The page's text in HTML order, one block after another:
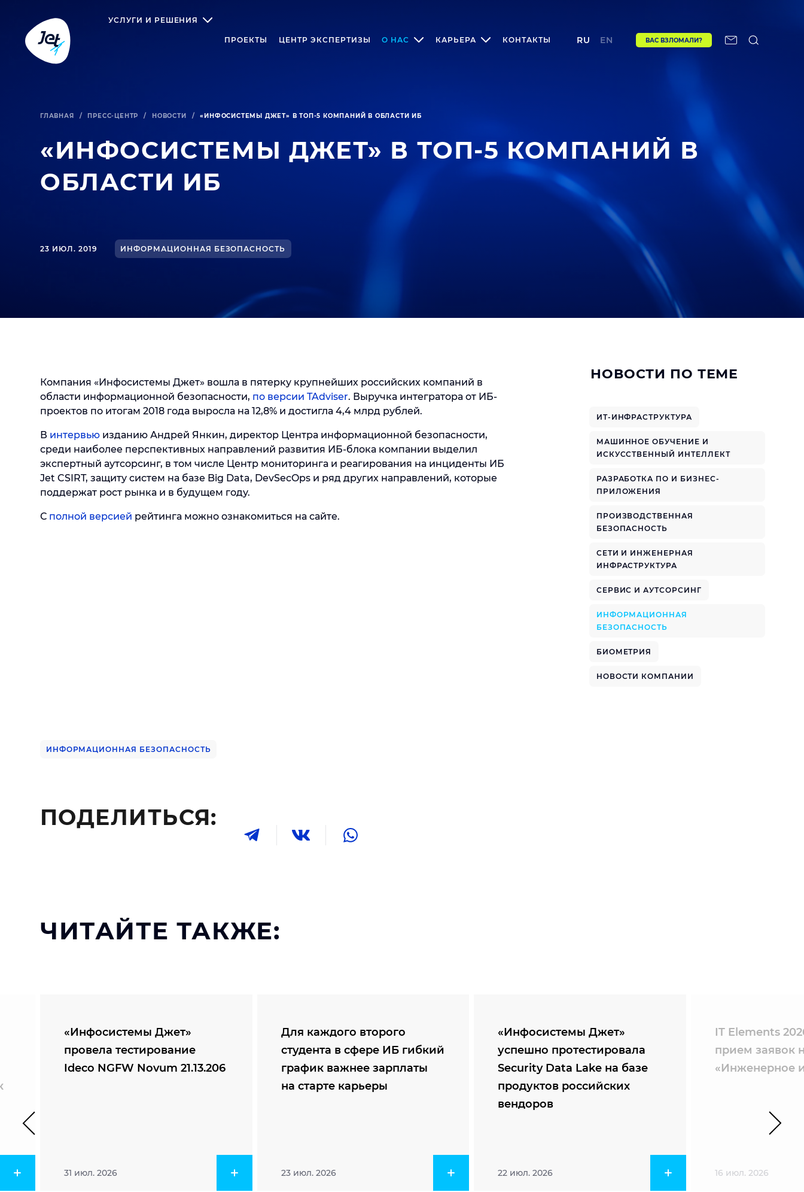
УСЛУГИ И РЕШЕНИЯ
ПРОЕКТЫ ЦЕНТР ЭКСПЕРТИЗЫ О НАС КАРЬЕРА КОНТАКТЫ RU EN ВАС ВЗЛОМАЛИ?
ГЛАВНАЯ / ПРЕСС-ЦЕНТР / НОВОСТИ / «ИНФОСИСТЕМЫ ДЖЕТ» В ТОП-5 КОМПАНИЙ В ОБЛАСТИ ИБ
«ИНФОСИСТЕМЫ ДЖЕТ» В ТОП-5 КОМПАНИЙ В
ОБЛАСТИ ИБ
23 ИЮЛ. 2019 ИНФОРМАЦИОННАЯ БЕЗОПАСНОСТЬ
Компания «Инфосистемы Джет» вошла в пятерку крупнейших российских компаний в
области информационной безопасности, по версии TAdviser. Выручка интегратора от ИБ-
проектов по итогам 2018 года выросла на 12,8% и достигла 4,4 млрд рублей.
В интервью изданию Андрей Янкин, директор Центра информационной безопасности,
среди наиболее перспективных направлений развития ИБ-блока компании выделил
экспертный аутсорсинг, в том числе Центр мониторинга и реагирования на инциденты ИБ
Jet CSIRT, защиту систем на базе Big Data, DevSecOps и ряд других направлений, которые
поддержат рост рынка и в будущем году.
С полной версией рейтинга можно ознакомиться на сайте.
НОВОСТИ ПО ТЕМЕ
ИТ-ИНФРАСТРУКТУРА
МАШИННОЕ ОБУЧЕНИЕ И
ИСКУССТВЕННЫЙ ИНТЕЛЛЕКТ
РАЗРАБОТКА ПО И БИЗНЕС-
ПРИЛОЖЕНИЯ
ПРОИЗВОДСТВЕННАЯ
БЕЗОПАСНОСТЬ
СЕТИ И ИНЖЕНЕРНАЯ
ИНФРАСТРУКТУРА
СЕРВИС И АУТСОРСИНГ
ИНФОРМАЦИОННАЯ
БЕЗОПАСНОСТЬ
БИОМЕТРИЯ
НОВОСТИ КОМПАНИИ
ИНФОРМАЦИОННАЯ БЕЗОПАСНОСТЬ
ПОДЕЛИТЬСЯ:
ЧИТАЙТЕ ТАКЖЕ:
«Инфосистемы Джет»
провела тестирование
Ideco NGFW Novum 21.13.206
31 июл. 2026
Для каждого второго
студента в сфере ИБ гибкий
график важнее зарплаты
на старте карьеры
23 июл. 2026
«Инфосистемы Джет»
успешно протестировала
Security Data Lake на базе
продуктов российских
вендоров
22 июл. 2026
IT Elements
прием заявок
«Инженерное
16 июл. 2026